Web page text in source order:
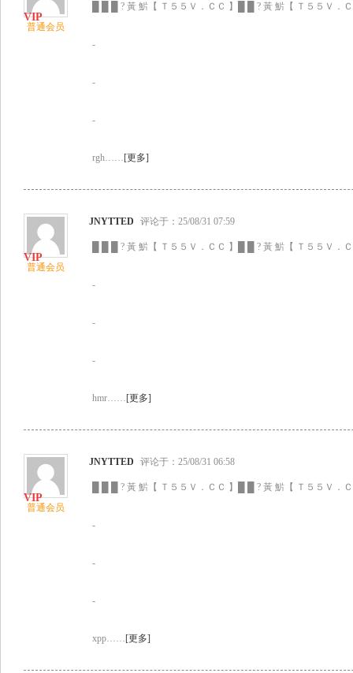
普通会员
█ █ █ ? 黃 魸【 Ｔ５５Ｖ．ＣＣ 】█ █ ? 黃 魸【 Ｔ５５Ｖ．
-
-
-
rgh……[更多]
普通会员
JNYTTED 评论于：25/08/31 07:59
█ █ █ ? 黃 魸【 Ｔ５５Ｖ．ＣＣ 】█ █ ? 黃 魸【 Ｔ５５Ｖ．
-
-
-
hmr……[更多]
普通会员
JNYTTED 评论于：25/08/31 06:58
█ █ █ ? 黃 魸【 Ｔ５５Ｖ．ＣＣ 】█ █ ? 黃 魸【 Ｔ５５Ｖ．
-
-
-
xpp……[更多]